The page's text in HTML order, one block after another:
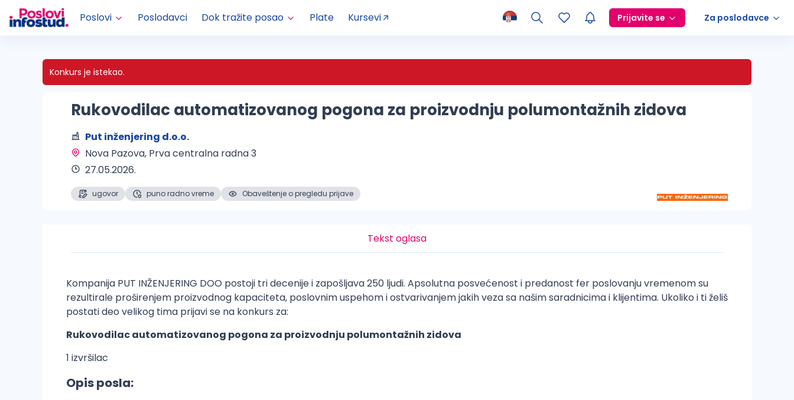
Poslovi Poslodavci Dok tražite posao Plate Kursevi Prijavite se Za poslodavce
Konkurs je istekao.
Rukovodilac automatizovanog pogona za proizvodnju polumontažnih zidova
Put inženjering d.o.o.
Nova Pazova, Prva centralna radna 3
27.05.2026.
ugovor puno radno vreme Obaveštenje o pregledu prijave
Tekst oglasa
Kompanija PUT INŽENJERING DOO postoji tri decenije i zapošljava 250 ljudi. Apsolutna posvećenost i predanost fer poslovanju vremenom su
rezultirale proširenjem proizvodnog kapaciteta, poslovnim uspehom i ostvarivanjem jakih veza sa našim saradnicima i klijentima. Ukoliko i ti želiš
postati deo velikog tima prijavi se na konkurs za:
Rukovodilac automatizovanog pogona za proizvodnju polumontažnih zidova
1 izvršilac
Opis posla: